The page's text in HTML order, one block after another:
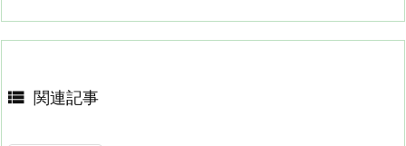
 関連記事